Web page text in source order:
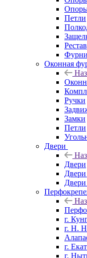
Петли
Оконная
Ручки
Замки
Петли
Двери
Двери
Двери
г.
г. Н.
г.
г.